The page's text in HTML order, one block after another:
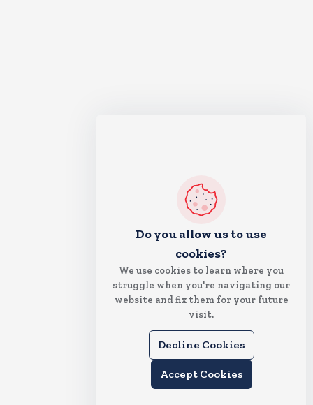
Do you allow us to use
cookies?
We use cookies to learn where you
struggle when you're navigating our
website and fix them for your future
visit.
Decline Cookies
Accept Cookies